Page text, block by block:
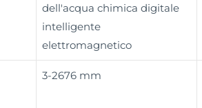
dell'acqua chimica digitale
intelligente
elettromagnetico
3-2676 mm